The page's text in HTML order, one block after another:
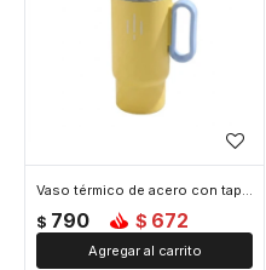
Vaso térmico de acero con tapa y asa - 560ml - Amarillo
$ 790 $ 672